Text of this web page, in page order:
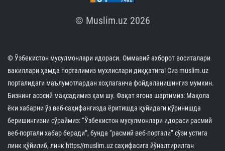
© Muslim.uz 2026
© Ўзбекистон мусулмонлари идораси. Оммавий ахборот воситалари
вакиллари ҳамда порталимиз мухлислари диққатига! Сиз muslim.uz
порталидаги маълумотлардан хоҳлаганча фойдаланишингиз мумкин.
Бизнинг асосий мақсадимиз ҳам шу. Фақат ягона шартимиз: Мақола
ёки хабарни ўз веб-саҳифангизда ёритишда қуйидаги кўринишда
беришингизни сўраймиз: “Ўзбекистон мусулмонлари идораси расмий
веб-портали хабар беради”, бунда “расмий веб-портали” сўзи устига
линк қўйилиб, линк https//muslim.uz саҳифасига йўналтирилган